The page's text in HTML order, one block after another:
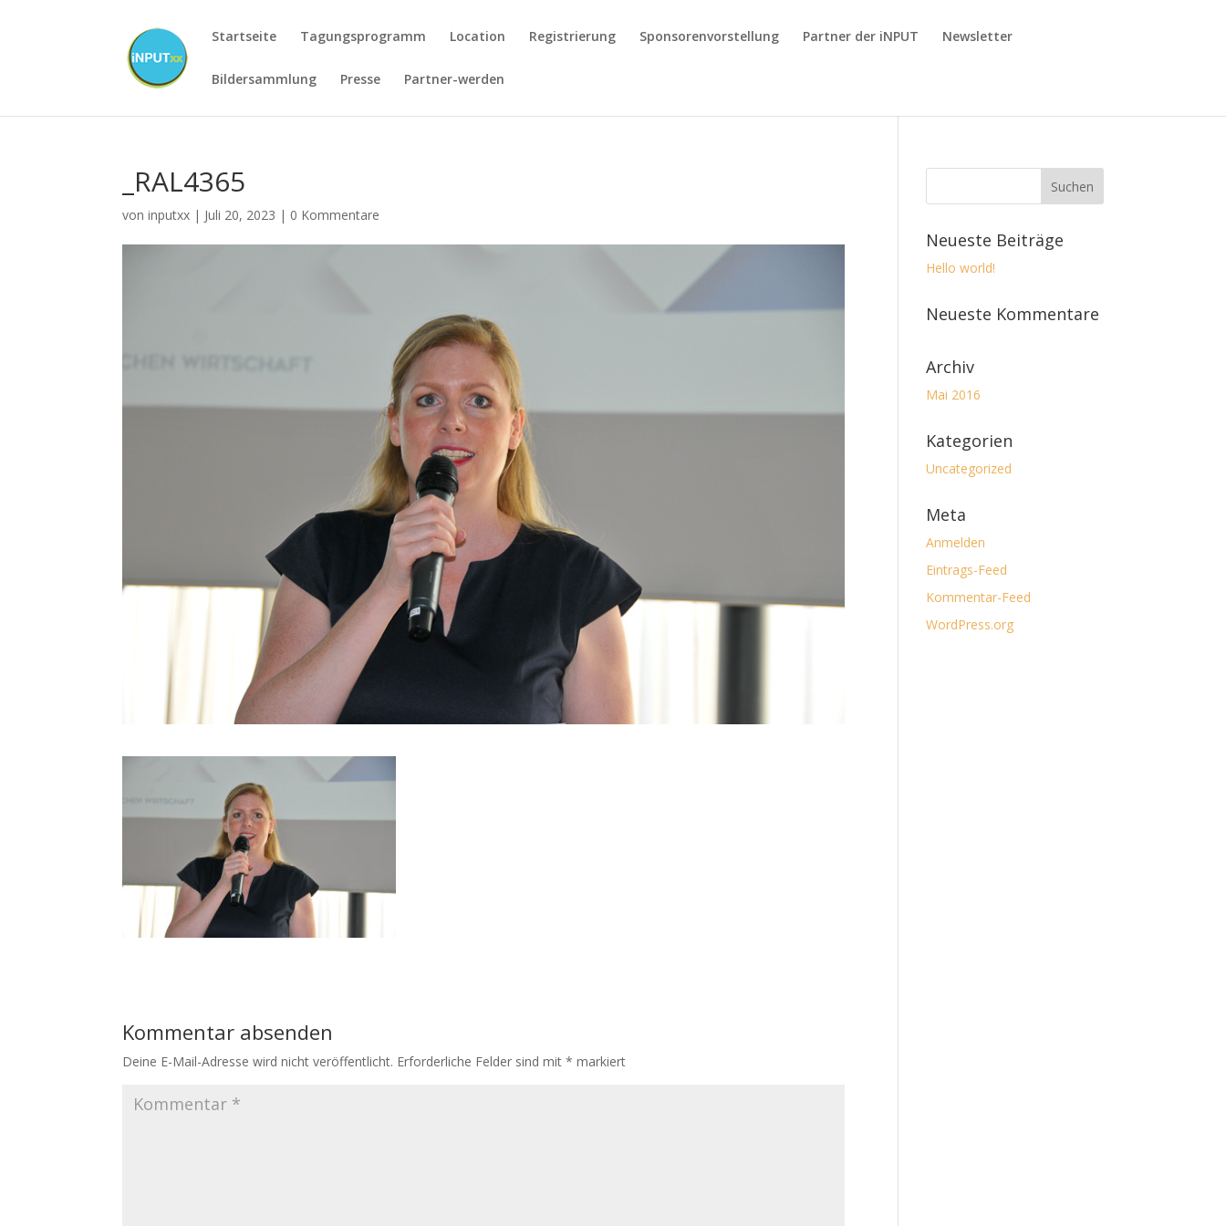
Startseite Tagungsprogramm Location Registrierung Sponsorenvorstellung Partner der iNPUT Newsletter
Bildersammlung Presse Partner-werden
_RAL4365
voninputxx | Juli 20, 2023 | 0 Kommentare
Kommentar absenden
Deine E-Mail-Adresse wird nicht veröffentlicht. Erforderliche Felder sind mit* markiert
Neueste Beiträge
Hello world!
Neueste Kommentare
Archiv
Mai 2016
Kategorien
Uncategorized
Meta
Anmelden
Eintrags-Feed
Kommentar-Feed
WordPress.org